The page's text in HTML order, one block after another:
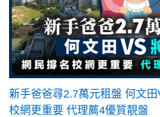
新手爸爸尋2.7萬元租盤 何文
校網更重要 代理薦4優質靚盤